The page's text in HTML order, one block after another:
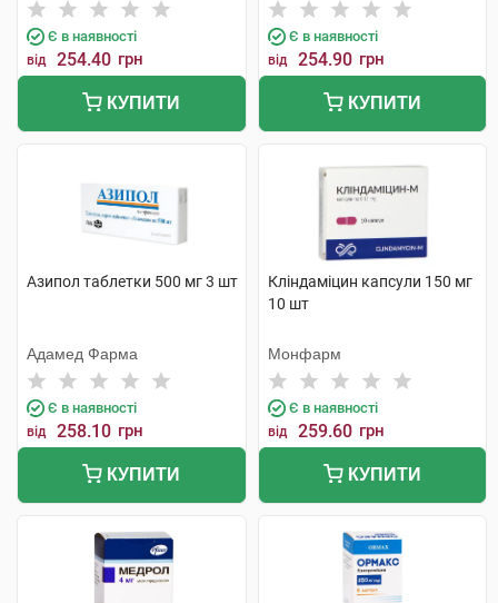
Є в наявності
від 254.40 грн
КУПИТИ
Є в наявності
від 254.90 грн
КУПИТИ
Азипол таблетки 500 мг 3 шт
Адамед Фарма
Є в наявності
від 258.10 грн
КУПИТИ
Кліндаміцин капсули 150 мг
10 шт
Монфарм
Є в наявності
від 259.60 грн
КУПИТИ